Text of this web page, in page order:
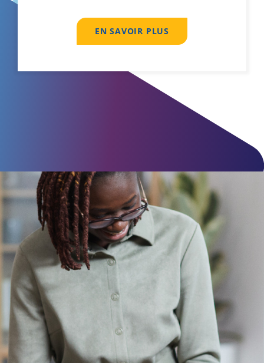
EN SAVOIR PLUS